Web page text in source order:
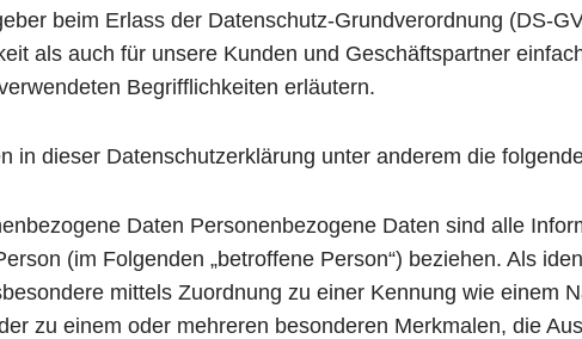
beim Erlass der Datenschutz-Grundverordnung (DS-
als auch für unsere Kunden und Geschäftspartner
Begrifflichkeiten erläutern.
in dieser Datenschutzerklärung unter anderem die
Daten Personenbezogene Daten sind alle
(im Folgenden „betroffene Person“) beziehen. Als
mittels Zuordnung zu einer Kennung wie einem
zu einem oder mehreren besonderen Merkmalen, die